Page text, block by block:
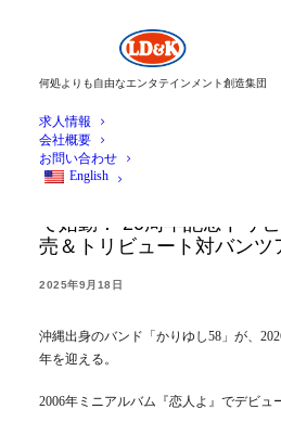
何処よりも自由なエンタテインメント創造集団
求人情報
会社概要
お問い合わせ
English
て始動！ 20周年記念トリ
売＆トリビュート対バンツ
2025年9月18日
沖縄出身のバンド「かりゆし58」が、
年を迎える。
2006年ミニアルバム『恋人よ』でデビュ